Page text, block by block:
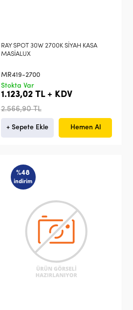
RAY SPOT 30W 2700K SİYAH KASA
MASİALUX
MR419-2700
Stokta Var
1.123,02 TL + KDV
2.566,90 TL
+ Sepete Ekle Hemen Al
%48
indirim